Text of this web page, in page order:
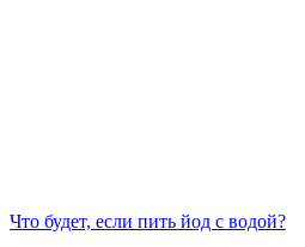
Что будет, если пить йод с водой?